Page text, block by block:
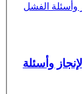
وأسئلة